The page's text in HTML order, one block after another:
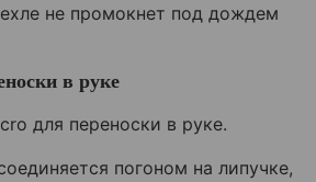
не промокнет под дождем
в руке
для переноски в руке.
погоном на липучке,